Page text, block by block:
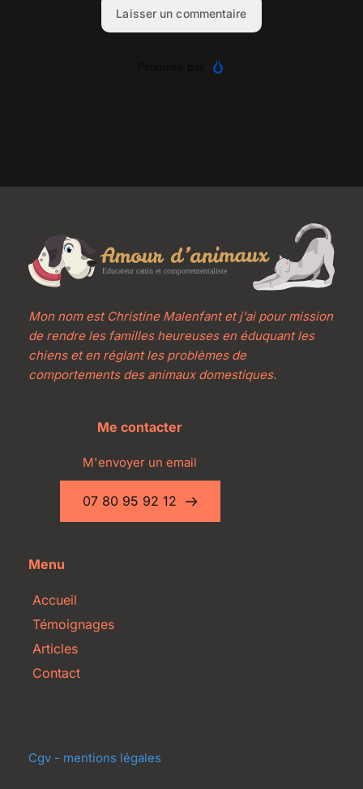
Mon nom est Christine Malenfant et j'ai pour mission
de rendre les familles heureuses en éduquant les
chiens et en réglant les problèmes de
comportements des animaux domestiques.
Me contacter
M'envoyer un email
07 80 95 92 12
Menu
Accueil
Témoignages
Articles
Contact
Cgv - mentions légales